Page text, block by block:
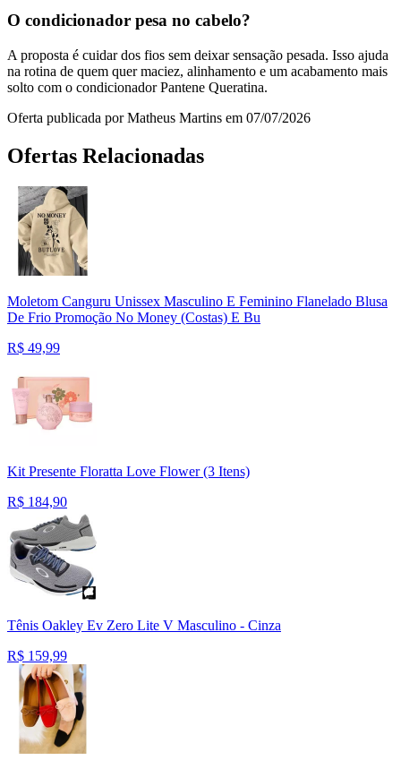
O condicionador pesa no cabelo?
A proposta é cuidar dos fios sem deixar sensação pesada. Isso ajuda
na rotina de quem quer maciez, alinhamento e um acabamento mais
solto com o condicionador Pantene Queratina.
Oferta publicada por Matheus Martins em 07/07/2026
Ofertas Relacionadas
Moletom Canguru Unissex Masculino E Feminino Flanelado Blusa
De Frio Promoção No Money (Costas) E Bu
R$ 49,99
Kit Presente Floratta Love Flower (3 Itens)
R$ 184,90
Tênis Oakley Ev Zero Lite V Masculino - Cinza
R$ 159,99